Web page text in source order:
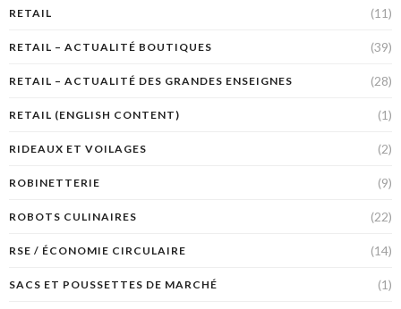
RETAIL (11)
RETAIL – ACTUALITÉ BOUTIQUES (39)
RETAIL – ACTUALITÉ DES GRANDES ENSEIGNES (28)
RETAIL (ENGLISH CONTENT) (1)
RIDEAUX ET VOILAGES (2)
ROBINETTERIE (9)
ROBOTS CULINAIRES (22)
RSE / ÉCONOMIE CIRCULAIRE (14)
SACS ET POUSSETTES DE MARCHÉ (1)